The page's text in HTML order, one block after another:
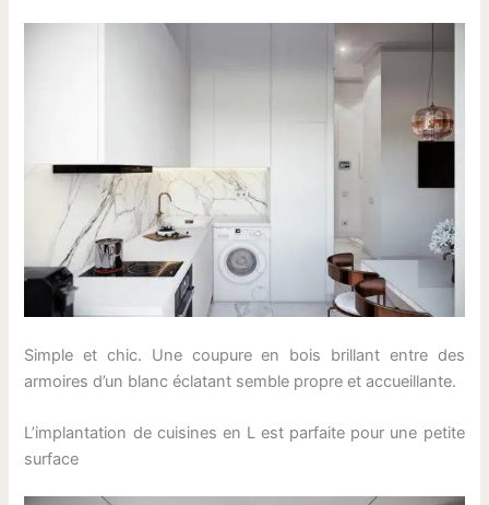
Simple et chic. Une coupure en bois brillant entre des
armoires d’un blanc éclatant semble propre et accueillante.
L’implantation de cuisines en L est parfaite pour une petite
surface